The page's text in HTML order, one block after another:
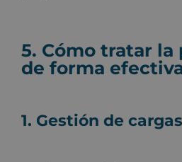
5. Cómo tratar
de forma
1. Gestión de cargas